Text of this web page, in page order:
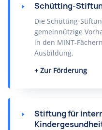
Schütting-
Die Schütting-
gemeinnützige
in den MINT-
Ausbildung.
Zur Förderung
Stiftung für